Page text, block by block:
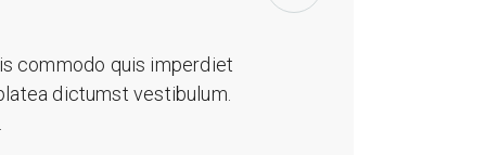
commodo quis imperdiet
dictumst vestibulum.